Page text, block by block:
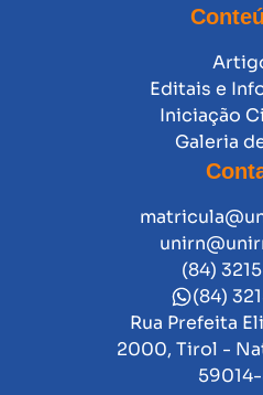
Editais e
Iniciação
Galeria
(84)
(84)
Rua Prefeita
2000, Tirol -